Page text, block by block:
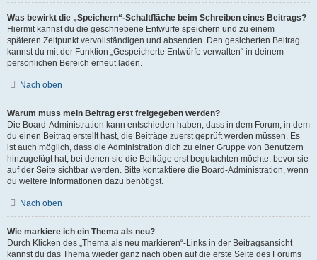
Was bewirkt die „Speichern“-Schaltfläche beim Schreiben eines Beitrags?
Hiermit kannst du die geschriebene Entwürfe speichern und zu einem
späteren Zeitpunkt vervollständigen und absenden. Den gesicherten Beitrag
kannst du mit der Funktion „Gespeicherte Entwürfe verwalten“ in deinem
persönlichen Bereich erneut laden.
Nach oben
Warum muss mein Beitrag erst freigegeben werden?
Die Board-Administration kann entschieden haben, dass in dem Forum, in dem
du einen Beitrag erstellt hast, die Beiträge zuerst geprüft werden müssen. Es
ist auch möglich, dass die Administration dich zu einer Gruppe von Benutzern
hinzugefügt hat, bei denen sie die Beiträge erst begutachten möchte, bevor sie
auf der Seite sichtbar werden. Bitte kontaktiere die Board-Administration, wenn
du weitere Informationen dazu benötigst.
Nach oben
Wie markiere ich ein Thema als neu?
Durch Klicken des „Thema als neu markieren“-Links in der Beitragsansicht
kannst du das Thema wieder ganz nach oben auf die erste Seite des Forums